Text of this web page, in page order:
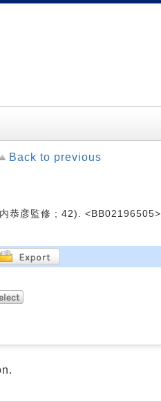
Back to previous
恭彦監修 ; 42). <BB02196505>